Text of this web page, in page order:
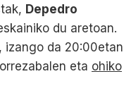
Depedro
du aretoan.
izango da 20:00etan
eta ohiko